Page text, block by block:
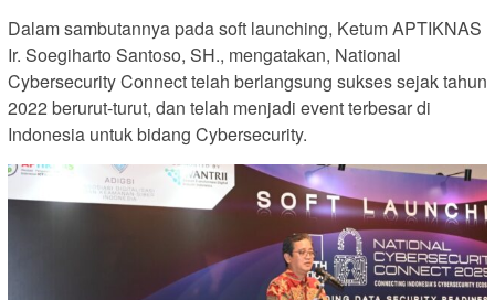
Dalam sambutannya pada soft launching, Ketum APTIKNAS
Ir. Soegiharto Santoso, SH., mengatakan, National
Cybersecurity Connect telah berlangsung sukses sejak tahun
2022 berurut-turut, dan telah menjadi event terbesar di
Indonesia untuk bidang Cybersecurity.